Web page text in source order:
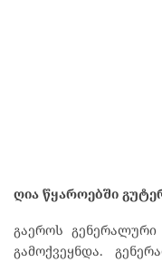
ღია წყაროებში
გაეროს
გამოქვეყნდა.